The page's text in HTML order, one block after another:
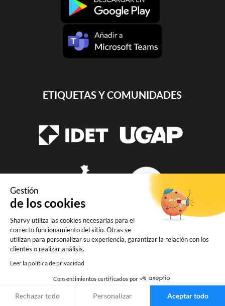
Gestión
de los cookies
Sharvy utiliza las cookies necesarias para el
correcto funcionamiento del sitio. Otras se
utilizan para personalizar su experiencia, garantizar la relación con los
clientes o realizar análisis.
Leer la política de privacidad
Consentimientos certificados por
Rechazar todo Personalizar Aceptar todo
ETIQUETAS Y COMUNIDADES
SUSCRÍBETE AL BOLETÍN
INFORMATIVO
Una vez al mes, recibe por correo
electrónico las últimas tendencias en
aparcamientos y lugares de trabajo.